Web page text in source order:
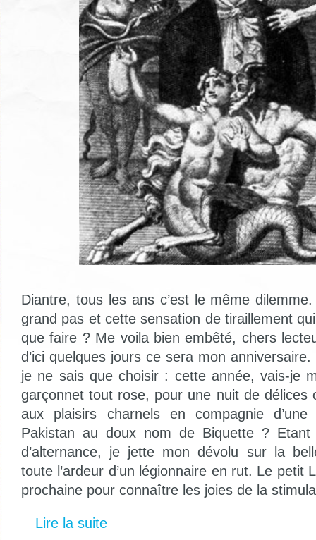
Diantre, tous les ans c’est le même
grand pas et cette sensation de tiraillement
que faire ? Me voila bien embêté, chers
d’ici quelques jours ce sera mon
je ne sais que choisir : cette année, vais-je
garçonnet tout rose, pour une nuit de délices
aux plaisirs charnels en compagnie
Pakistan au doux nom de Biquette ? Etant
d’alternance, je jette mon dévolu sur la
toute l’ardeur d’un légionnaire en rut. Le petit
prochaine pour connaître les joies de la
Lire la suite